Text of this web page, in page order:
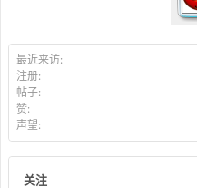
最近来访:
注册:
帖子:
赞:
声望:
关注